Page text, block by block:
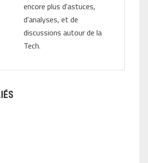
encore plus d'astuces,
d'analyses, et de
discussions autour de la
Tech.